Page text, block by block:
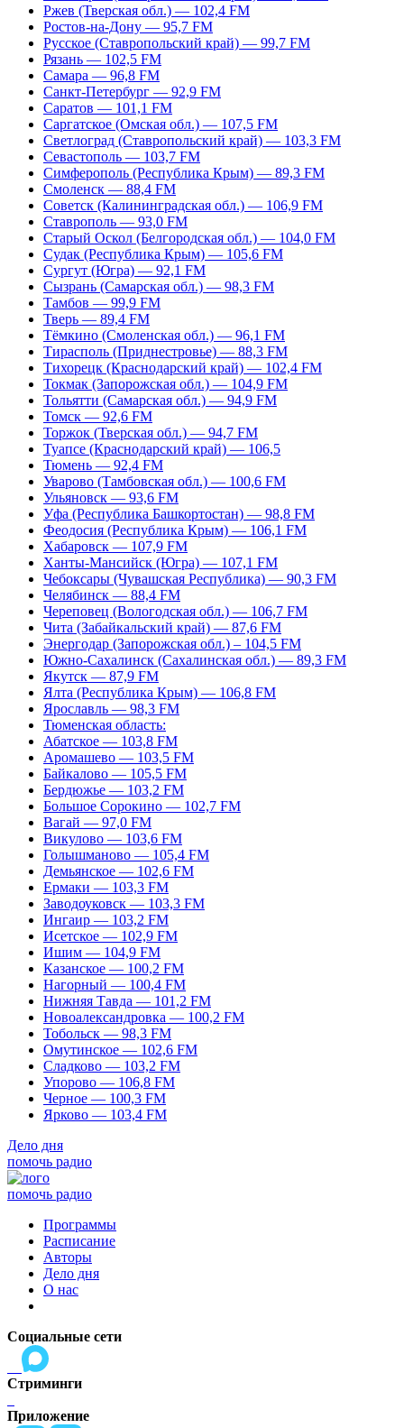
Ржев (Тверская обл.) — 102,4 FM
Ростов-на-Дону — 95,7 FM
Русское (Ставропольский край) — 99,7 FM
Рязань — 102,5 FM
Самара — 96,8 FM
Санкт-Петербург — 92,9 FM
Саратов — 101,1 FM
Саргатское (Омская обл.) — 107,5 FM
Светлоград (Ставропольский край) — 103,3 FM
Севастополь — 103,7 FM
Симферополь (Республика Крым) — 89,3 FM
Смоленск — 88,4 FM
Советск (Калининградская обл.) — 106,9 FM
Ставрополь — 93,0 FM
Старый Оскол (Белгородская обл.) — 104,0 FM
Судак (Республика Крым) — 105,6 FM
Сургут (Югра) — 92,1 FM
Сызрань (Самарская обл.) — 98,3 FM
Тамбов — 99,9 FM
Тверь — 89,4 FM
Тёмкино (Смоленская обл.) — 96,1 FM
Тирасполь (Приднестровье) — 88,3 FM
Тихорецк (Краснодарский край) — 102,4 FM
Токмак (Запорожская обл.) — 104,9 FM
Тольятти (Самарская обл.) — 94,9 FM
Томск — 92,6 FM
Торжок (Тверская обл.) — 94,7 FM
Туапсе (Краснодарский край) — 106,5
Тюмень — 92,4 FM
Уварово (Тамбовская обл.) — 100,6 FM
Ульяновск — 93,6 FM
Уфа (Республика Башкортостан) — 98,8 FM
Феодосия (Республика Крым) — 106,1 FM
Хабаровск — 107,9 FM
Ханты-Мансийск (Югра) — 107,1 FM
Чебоксары (Чувашская Республика) — 90,3 FM
Челябинск — 88,4 FM
Череповец (Вологодская обл.) — 106,7 FM
Чита (Забайкальский край) — 87,6 FM
Энергодар (Запорожская обл.) – 104,5 FM
Южно-Сахалинск (Сахалинская обл.) — 89,3 FM
Якутск — 87,9 FM
Ялта (Республика Крым) — 106,8 FM
Ярославль — 98,3 FM
Тюменская область:
Абатское — 103,8 FM
Аромашево — 103,5 FM
Байкалово — 105,5 FM
Бердюжье — 103,2 FM
Большое Сорокино — 102,7 FM
Вагай — 97,0 FM
Викулово — 103,6 FM
Голышманово — 105,4 FM
Демьянское — 102,6 FM
Ермаки — 103,3 FM
Заводоуковск — 103,3 FM
Ингаир — 103,2 FM
Исетское — 102,9 FM
Ишим — 104,9 FM
Казанское — 100,2 FM
Нагорный — 100,4 FM
Нижняя Тавда — 101,2 FM
Новоалександровка — 100,2 FM
Тобольск — 98,3 FM
Омутинское — 102,6 FM
Сладково — 103,2 FM
Упорово — 106,8 FM
Черное — 100,3 FM
Ярково — 103,4 FM
Дело дня
помочь радио
помочь радио
Программы
Расписание
Авторы
Дело дня
О нас
Социальные сети
Стриминги
Приложение